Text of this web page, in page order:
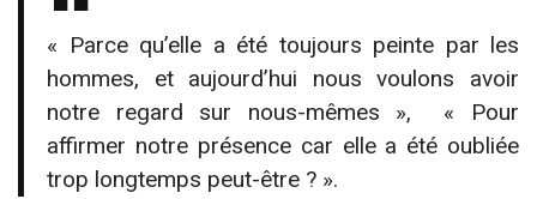
« Parce qu’elle a été toujours peinte par les
hommes, et aujourd’hui nous voulons avoir
notre regard sur nous-mêmes », « Pour
affirmer notre présence car elle a été oubliée
trop longtemps peut-être ? ».